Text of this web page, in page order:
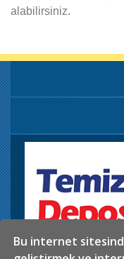
Bu internet
alabilirsiniz.
İkitelli OSB. Sefaköy